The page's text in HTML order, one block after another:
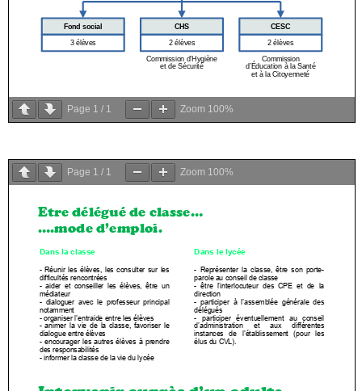
Page 1 / 1 Zoom 100%
Page 1 / 1 Zoom 100%